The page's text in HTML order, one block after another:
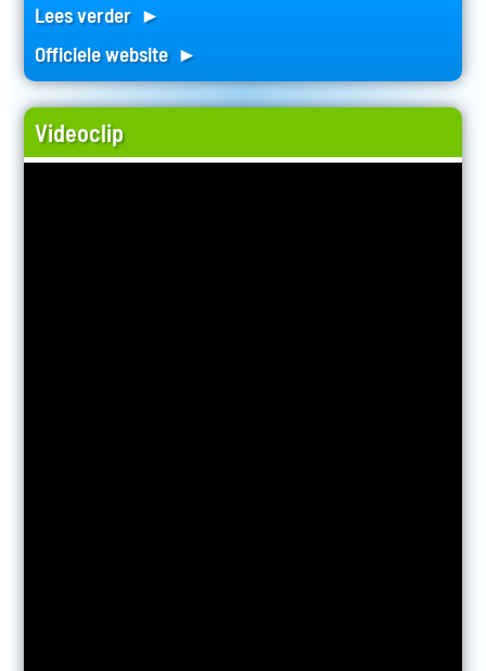
Lees verder ►
Officiele website ►
Videoclip